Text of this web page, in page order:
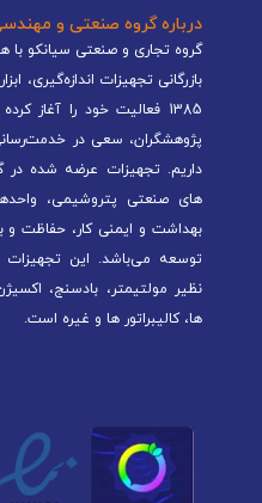
درباره گروه صنعتی و
گروه تجاری و صنعتی سیانکو
بازرگانی تجهیزات اندازه‌گیری،
1385 فعالیت خود را
پژوهشگران، سعی در
داریم. تجهیزات عرضه شده در
های صنعتی پتروشیمی،
بهداشت و ایمنی کار، حفاظت و
توسعه می‌باشد. این تجهیزات
نظیر مولتیمتر، بادسنج،
ها، کالیبراتور ها و غیره است.